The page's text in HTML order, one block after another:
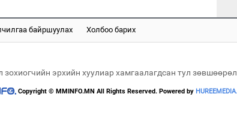
байршуулах Холбоо барих
эрхийн хуулиар хамгаалагдсан тул
Copyright © MMINFO.MN All Rights Reserved. Powered by HUREEMEDIA.